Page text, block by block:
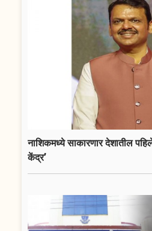
नाशिकमध्ये साकारणार देशातील
केंद्र’